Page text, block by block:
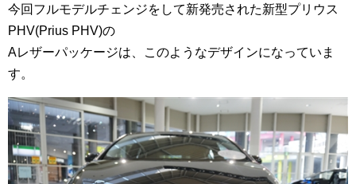
今回フルモデルチェンジをして新発売された新型プリウス
PHV(Prius PHV)の
Aレザーパッケージは、このようなデザインになっていま
す。